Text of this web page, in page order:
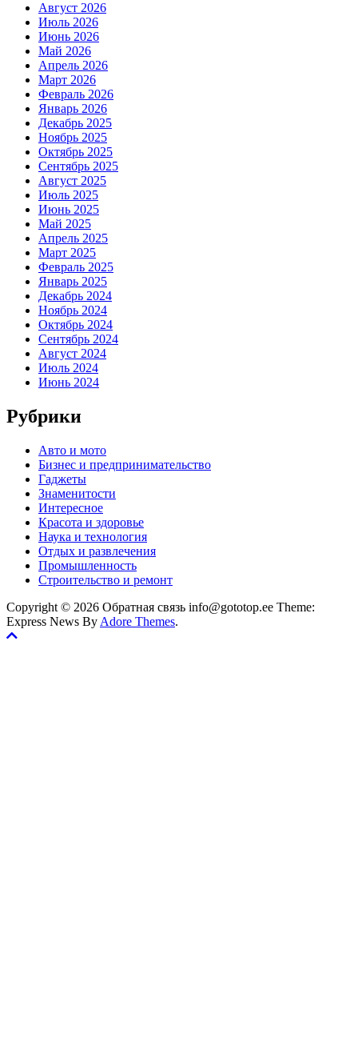
Август 2026
Июль 2026
Июнь 2026
Май 2026
Апрель 2026
Март 2026
Февраль 2026
Январь 2026
Декабрь 2025
Ноябрь 2025
Октябрь 2025
Сентябрь 2025
Август 2025
Июль 2025
Июнь 2025
Май 2025
Апрель 2025
Март 2025
Февраль 2025
Январь 2025
Декабрь 2024
Ноябрь 2024
Октябрь 2024
Сентябрь 2024
Август 2024
Июль 2024
Июнь 2024
Рубрики
Авто и мото
Бизнес и предпринимательство
Гаджеты
Знаменитости
Интересное
Красота и здоровье
Наука и технология
Отдых и развлечения
Промышленность
Строительство и ремонт
Copyright © 2026 Обратная связь info@gototop.ee Theme:
Express News By Adore Themes.